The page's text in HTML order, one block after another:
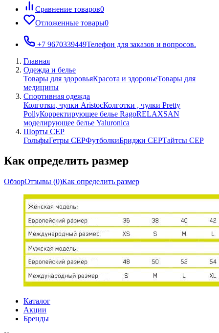
Сравнение товаров0
Отложенные товары0
+7 9670339449Телефон для заказов и вопросов.
Главная
Одежда и белье
Товары для здоровьяКрасота и здоровьеТовары для
медицины
Спортивная одежда
Колготки, чулки AristocКолготки , чулки Pretty
PollyКорректирующее белье RagoRELAXSAN
моделирующее белье Yaluroniсa
Шорты CEP
ГольфыГетры CEPФутболкиБриджи CEPТайтсы CEP
Как определить размер
ОбзорОтзывы (0)Как определить размер
Каталог
Акции
Бренды